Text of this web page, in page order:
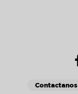
Contactanos